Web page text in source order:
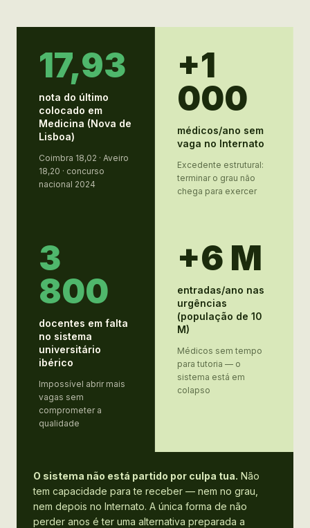
17,93
nota do último
colocado em
Medicina (Nova de
Lisboa)
Coimbra 18,02 · Aveiro
18,20 · concurso
nacional 2024
+1
000
médicos/ano sem
vaga no Internato
Excedente estrutural:
terminar o grau não
chega para exercer
3
800
docentes em falta
no sistema
universitário
ibérico
Impossível abrir mais
vagas sem
comprometer a
qualidade
+6 M
entradas/ano nas
urgências
(população de 10
M)
Médicos sem tempo
para tutoria — o
sistema está em
colapso
O sistema não está partido por culpa tua. Não
tem capacidade para te receber — nem no grau,
nem depois no Internato. A única forma de não
perder anos é ter uma alternativa preparada a